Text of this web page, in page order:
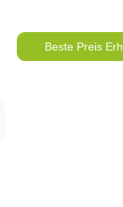
Beste Preis